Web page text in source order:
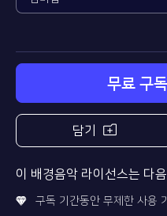
무료 구
담기
이 배경음악 라이선스는 다
구독 기간동안 무제한 사용